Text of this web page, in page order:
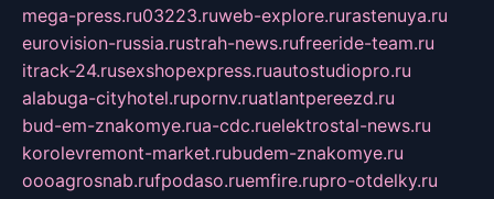
mega-press.ru03223.ruweb-explore.rurastenuya.ru
eurovision-russia.rustrah-news.rufreeride-team.ru
itrack-24.rusexshopexpress.ruautostudiopro.ru
alabuga-cityhotel.rupornv.ruatlantpereezd.ru
bud-em-znakomye.rua-cdc.ruelektrostal-news.ru
korolevremont-market.rubudem-znakomye.ru
oooagrosnab.rufpodaso.ruemfire.rupro-otdelky.ru